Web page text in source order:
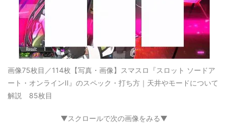
画像75枚目／114枚 【写真・画像】スマスロ『スロット ソードア
ート・オンラインII』のスペック・打ち方｜天井やモードについて
解説 85枚目
▼スクロールで次の画像をみる▼